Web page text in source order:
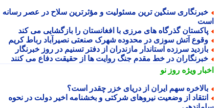
سنگین ترین مسئولیت و مؤثرترین سلاح در عصر رسانه
گذرگاه های مرزی با افغانستان را بازگشایی می کند
آتش سوزی در محدوده شهرک صنعتی نصیرآباد رباط کریم
سرزده استاندار مازندران از دفتر تسنیم در روز خبرنگار
در خط مقدم جنگ روایت ها از حقیقت دفاع می کنند
ویژهروز نو
سهم ایران از دریای خزر چقدر است؟
از وضعیت نیروهای شرکتی و بخشنامه اخیر دولت در نحوه